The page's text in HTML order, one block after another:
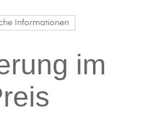
Informationen
im